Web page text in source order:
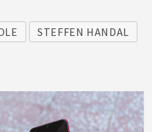
STEFFEN HANDAL